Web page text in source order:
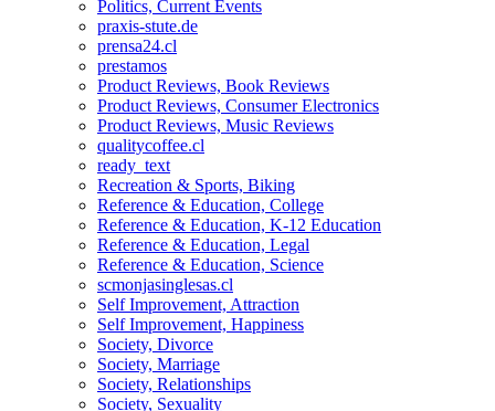
Politics, Current Events
praxis-stute.de
prensa24.cl
prestamos
Product Reviews, Book Reviews
Product Reviews, Consumer Electronics
Product Reviews, Music Reviews
qualitycoffee.cl
ready_text
Recreation & Sports, Biking
Reference & Education, College
Reference & Education, K-12 Education
Reference & Education, Legal
Reference & Education, Science
scmonjasinglesas.cl
Self Improvement, Attraction
Self Improvement, Happiness
Society, Divorce
Society, Marriage
Society, Relationships
Society, Sexuality